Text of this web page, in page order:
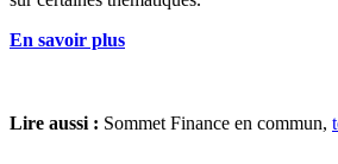
En savoir plus
Lire aussi : Sommet Finance en commun,